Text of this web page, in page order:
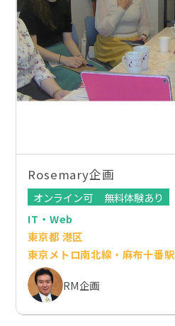
Rosemary企画
オンライン可
無料体験あり
IT・Web
東京都 港区
東京メトロ南北線・麻布十番駅
RM企画